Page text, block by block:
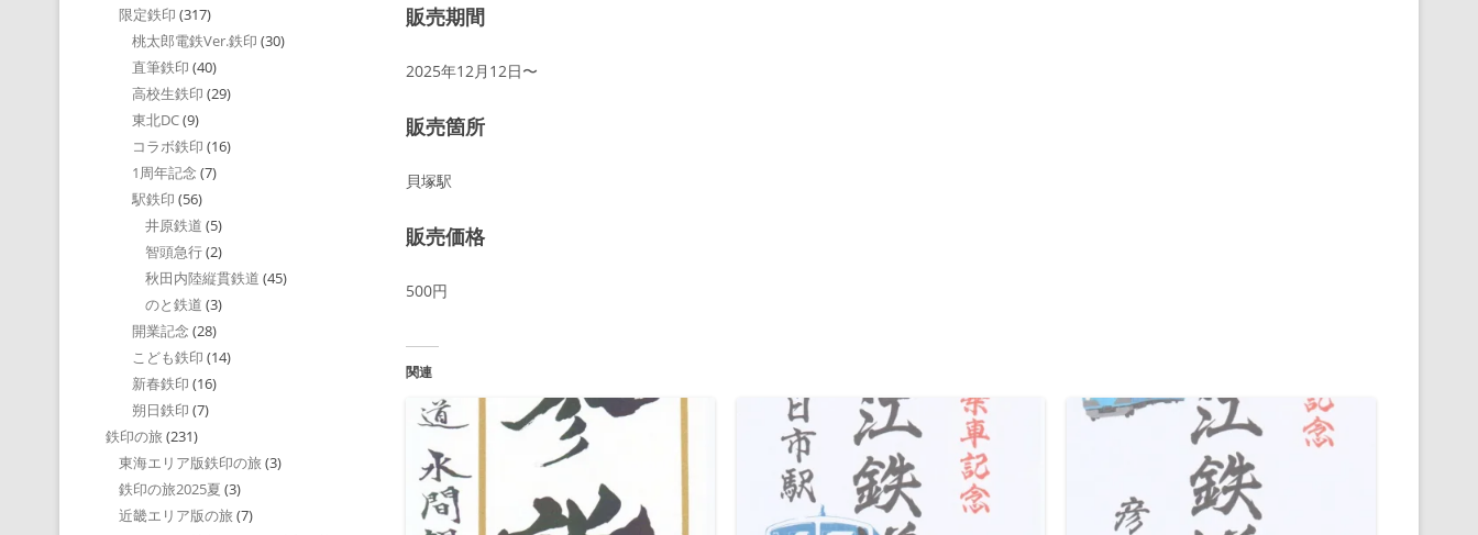
販売期間
2025年12月12日〜
販売箇所
貝塚駅
販売価格
500円
関連
限定鉄印 (317)
桃太郎電鉄Ver.鉄印 (30)
直筆鉄印 (40)
高校生鉄印 (29)
東北DC(9)
コラボ鉄印 (16)
1周年記念 (7)
駅鉄印 (56)
井原鉄道 (5)
智頭急行(2)
秋田内陸縦貫鉄道 (45)
のと鉄道 (3)
開業記念 (28)
こども鉄印 (14)
新春鉄印 (16)
朔日鉄印 (7)
鉄印の旅 (231)
東海エリア版鉄印の旅 (3)
鉄印の旅2025夏 (3)
近畿エリア版の旅 (7)